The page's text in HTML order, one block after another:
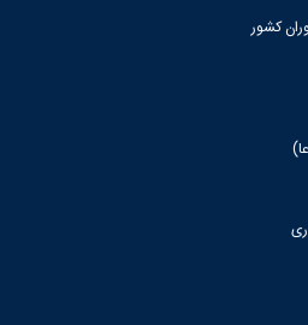
کشور